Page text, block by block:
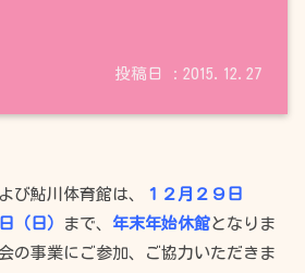
2015.12.27
び鮎川体育館は、
１２月２９日
（日）
まで、 年末年始休館となりま
の事業にご参加、ご協力いただきま